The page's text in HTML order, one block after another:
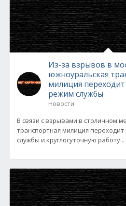
Из-за взрывов в
южноуральская
милиция
режим службы
Новости
В связи с взрывами в столичном
транспортная милиция
службы и круглосуточную работу...